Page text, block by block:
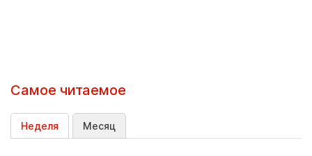
Самое читаемое
Неделя Месяц